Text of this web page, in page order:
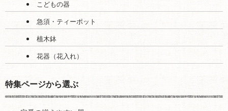
こどもの器
急須・ティーポット
植木鉢
花器（花入れ）
特集ページから選ぶ